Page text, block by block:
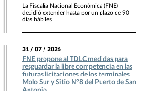
La Fiscalía Nacional Económica (FNE)
decidió extender hasta por un plazo de 90
días hábiles
31 / 07 / 2026
FNE propone al TDLC medidas para
resguardar la libre competencia en las
futuras licitaciones de los terminales
Molo Sur y Sitio N°8 del Puerto de San